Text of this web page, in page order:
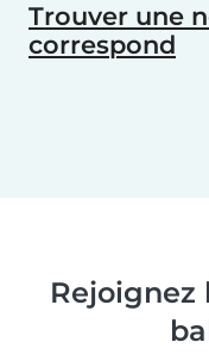
Trouver une
correspond
Rejoignez